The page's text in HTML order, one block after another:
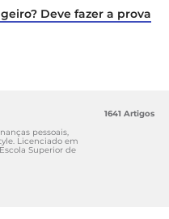
Deve fazer a prova
pessoais,
Licenciado em
Superior de
1641 Artigos